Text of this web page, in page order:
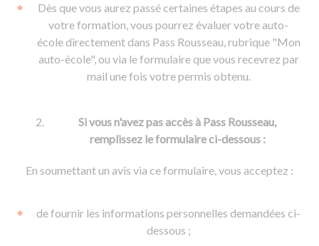
Voir tous les supports
Formation FCO
Formation CACES
Devenir enseignant de la conduite
Ressources
Dès que vous aurez passé certaines étapes au cours de
votre formation, vous pourrez évaluer votre auto-
école directement dans Pass Rousseau, rubrique "Mon
auto-école", ou via le formulaire que vous recevrez par
mail une fois votre permis obtenu.
Si vous n'avez pas accès à Pass Rousseau,
remplissez le formulaire ci-dessous :
En soumettant un avis via ce formulaire, vous acceptez :
de fournir les informations personnelles demandées ci-
dessous ;